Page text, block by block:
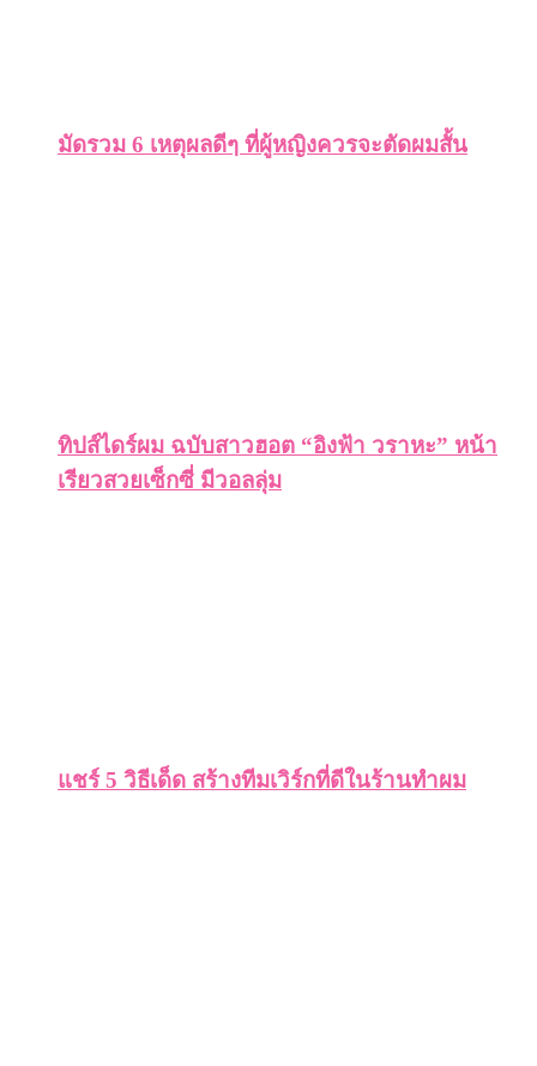
มัดรวม 6 เหตุผลดีๆ ที่ผู้หญิงควรจะตัดผมสั้น
ทิปส์ไดร์ผม ฉบับสาวฮอต “อิงฟ้า วราหะ” หน้า
เรียวสวยเซ็กซี่ มีวอลลุ่ม
แชร์ 5 วิธีเด็ด สร้างทีมเวิร์กที่ดีในร้านทำผม